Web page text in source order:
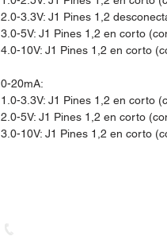
2.0-3.3V: J1 Pines 1,2
3.0-5V: J1 Pines 1,2 en corto
4.0-10V: J1 Pines 1,2 en corto
0-20mA:
1.0-3.3V: J1 Pines 1,2 en corto
2.0-5V: J1 Pines 1,2 en corto
3.0-10V: J1 Pines 1,2 en corto